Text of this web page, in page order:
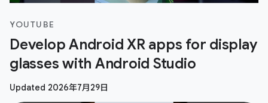
YOUTUBE
Develop Android XR apps for display
glasses with Android Studio
Updated 2026年7月29日